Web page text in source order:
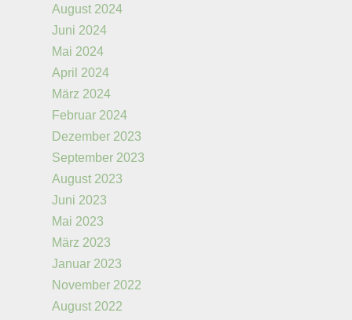
August 2024
Juni 2024
Mai 2024
April 2024
März 2024
Februar 2024
Dezember 2023
September 2023
August 2023
Juni 2023
Mai 2023
März 2023
Januar 2023
November 2022
August 2022